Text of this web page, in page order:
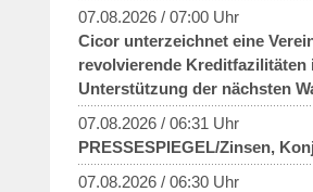
07.08.2026 / 07:00 Uhr
Cicor unterzeichnet eine
revolvierende Kreditfazilitäten
Unterstützung der nächsten
07.08.2026 / 06:31 Uhr
PRESSESPIEGEL/Zinsen,
07.08.2026 / 06:30 Uhr